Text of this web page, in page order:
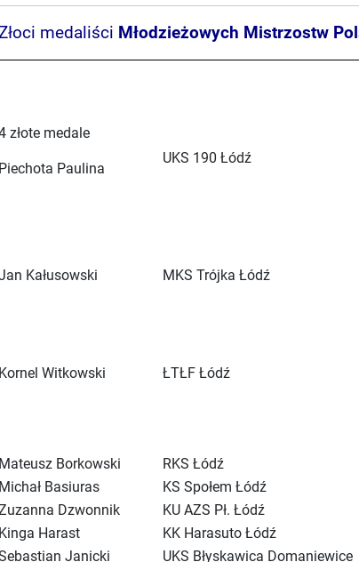
medaliści Młodzieżowych Mistrzostw
złote medale
Piechota Paulina
UKS 190 Łódź
Kałusowski MKS Trójka Łódź
Kornel Witkowski ŁTŁF Łódź
Mateusz Borkowski RKS Łódź
Michał Basiuras
KS Społem Łódź
Dzwonnik
KU AZS Pł. Łódź
Kinga Harast
KK Harasuto Łódź
Janicki
UKS Błyskawica Domaniewice